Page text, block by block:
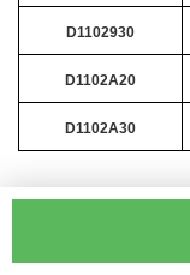
D1102930
D1102A20
D1102A30
Kami adalah
D1102 Series –
Produk YG-1